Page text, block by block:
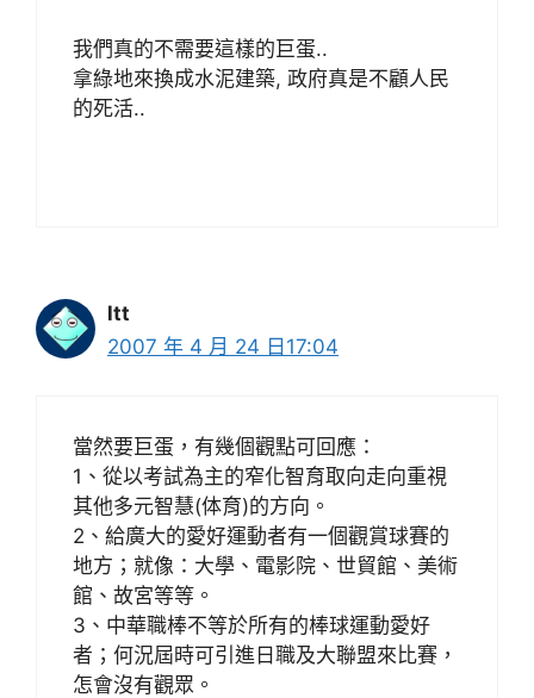
我們真的不需要這樣的巨蛋..
拿綠地來換成水泥建築, 政府真是不顧人民
的死活..
ltt
2007 年 4 月 24 日17:04
當然要巨蛋，有幾個觀點可回應：
1、從以考試為主的窄化智育取向走向重視
其他多元智慧(体育)的方向。
2、給廣大的愛好運動者有一個觀賞球賽的
地方；就像：大學、電影院、世貿館、美術
館、故宮等等。
3、中華職棒不等於所有的棒球運動愛好
者；何況屆時可引進日職及大聯盟來比賽，
怎會沒有觀眾。